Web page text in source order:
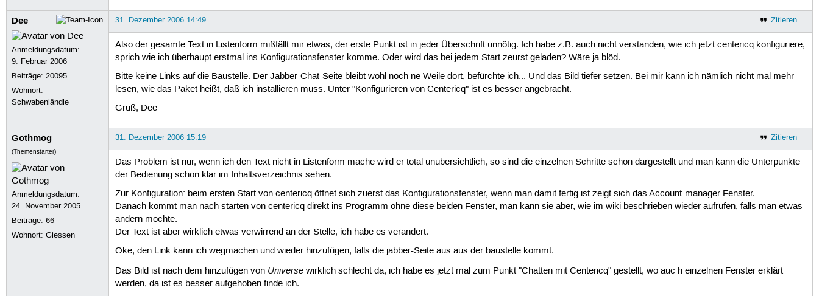
Dee
Anmeldungsdatum:
9. Februar 2006
Beiträge:20095
Wohnort:
Schwabenländle
Zitieren
31. Dezember 2006 14:49
Also der gesamte Text in Listenform mißfällt mir etwas, der erste Punkt ist in jeder Überschrift unnötig. Ich habe z.B. auch nicht verstanden, wie ich jetzt centericq konfiguriere,
sprich wie ich überhaupt erstmal ins Konfigurationsfenster komme. Oder wird das bei jedem Start zeurst geladen? Wäre ja blöd.
Bitte keine Links auf die Baustelle. Der Jabber-Chat-Seite bleibt wohl noch ne Weile dort, befürchte ich... Und das Bild tiefer setzen. Bei mir kann ich nämlich nicht mal mehr
lesen, wie das Paket heißt, daß ich installieren muss. Unter "Konfigurieren von Centericq" ist es besser angebracht.
Gruß, Dee
Gothmog
(Themenstarter)
Anmeldungsdatum:
24. November 2005
Beiträge:66
Wohnort: Giessen
Zitieren
31. Dezember 2006 15:19
Das Problem ist nur, wenn ich den Text nicht in Listenform mache wird er total unübersichtlich, so sind die einzelnen Schritte schön dargestellt und man kann die Unterpunkte
der Bedienung schon klar im Inhaltsverzeichnis sehen.
Zur Konfiguration: beim ersten Start von centericq öffnet sich zuerst das Konfigurationsfenster, wenn man damit fertig ist zeigt sich das Account-manager Fenster.
Danach kommt man nach starten von centericq direkt ins Programm ohne diese beiden Fenster, man kann sie aber, wie im wiki beschrieben wieder aufrufen, falls man etwas
ändern möchte.
Der Text ist aber wirklich etwas verwirrend an der Stelle, ich habe es verändert.
Oke, den Link kann ich wegmachen und wieder hinzufügen, falls die jabber-Seite aus aus der baustelle kommt.
Das Bild ist nach dem hinzufügen von Universewirklich schlecht da, ich habe es jetzt mal zum Punkt "Chatten mit Centericq" gestellt, wo auc h einzelnen Fenster erklärt
werden, da ist es besser aufgehoben finde ich.